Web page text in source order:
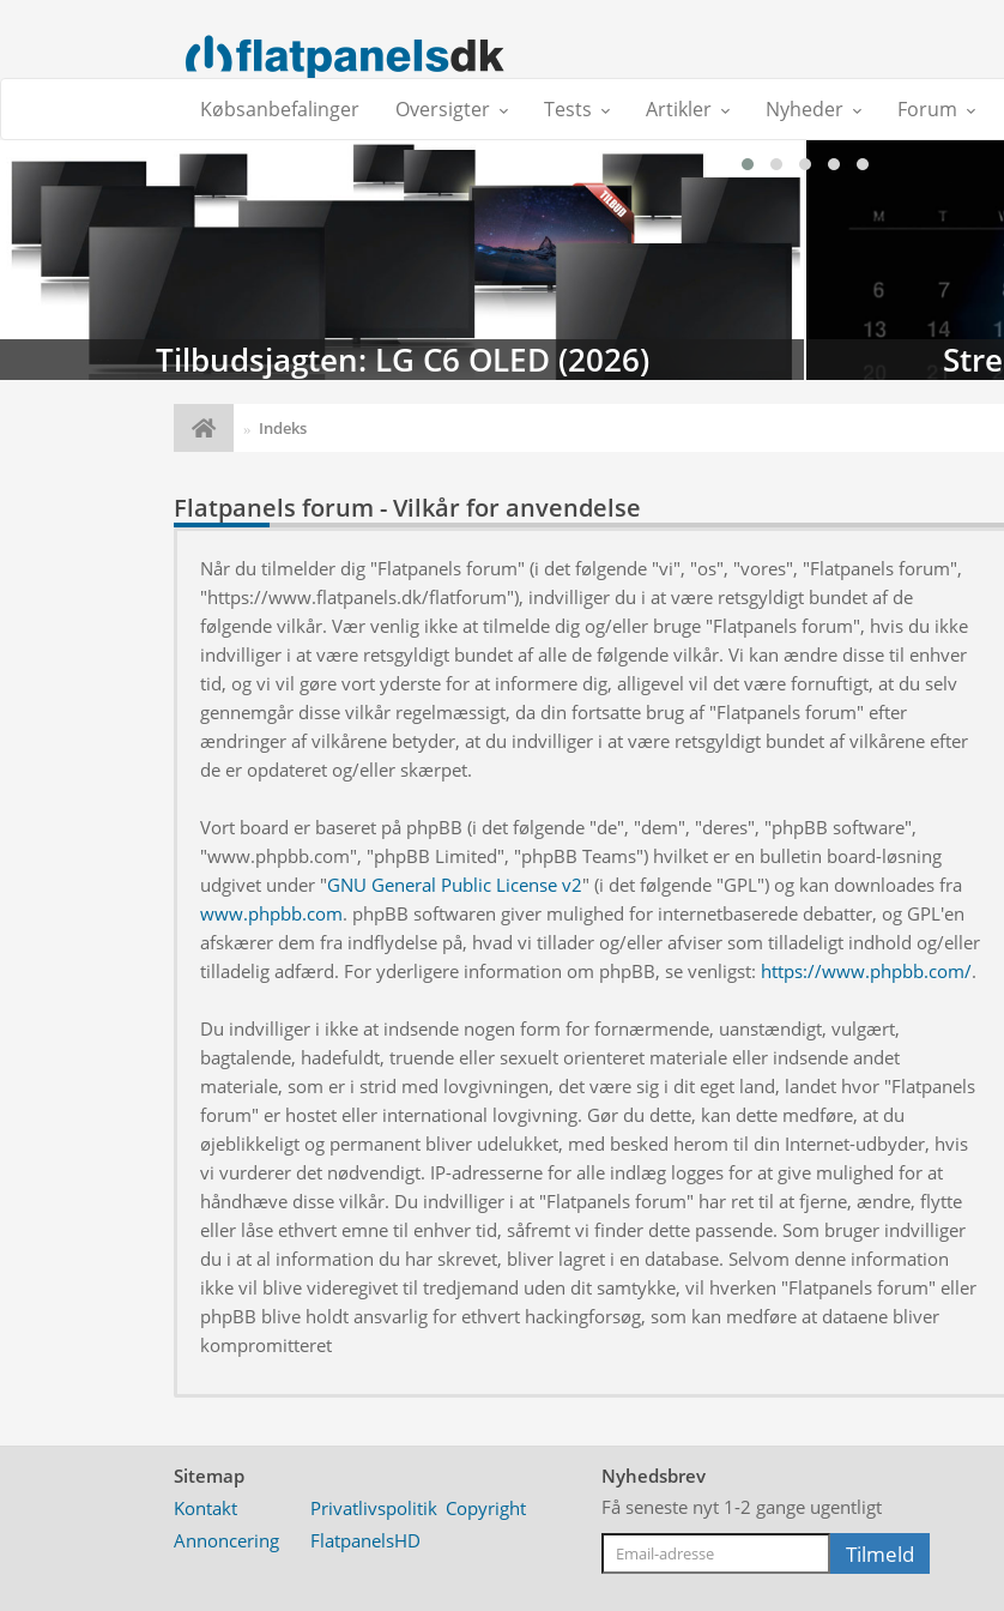
Købsanbefalinger Oversigter Tests Artikler Nyheder Forum
Tilbudsjagten: LG C6 OLED (2026)
Indeks
Flatpanels forum - Vilkår for anvendelse
Når du tilmelder dig "Flatpanels forum" (i det følgende "vi", "os", "vores", "Flatpanels forum",
"https://www.flatpanels.dk/flatforum"), indvilliger du i at være retsgyldigt bundet af de
følgende vilkår. Vær venlig ikke at tilmelde dig og/eller bruge "Flatpanels forum", hvis du ikke
indvilliger i at være retsgyldigt bundet af alle de følgende vilkår. Vi kan ændre disse til enhver
tid, og vi vil gøre vort yderste for at informere dig, alligevel vil det være fornuftigt, at du selv
gennemgår disse vilkår regelmæssigt, da din fortsatte brug af "Flatpanels forum" efter
ændringer af vilkårene betyder, at du indvilliger i at være retsgyldigt bundet af vilkårene efter
de er opdateret og/eller skærpet.
Vort board er baseret på phpBB (i det følgende "de", "dem", "deres", "phpBB software",
"www.phpbb.com", "phpBB Limited", "phpBB Teams") hvilket er en bulletin board-løsning
udgivet under "GNU General Public License v2" (i det følgende "GPL") og kan downloades fra
www.phpbb.com. phpBB softwaren giver mulighed for internetbaserede debatter, og GPL'en
afskærer dem fra indflydelse på, hvad vi tillader og/eller afviser som tilladeligt indhold og/eller
tilladelig adfærd. For yderligere information om phpBB, se venligst: https://www.phpbb.com/.
Du indvilliger i ikke at indsende nogen form for fornærmende, uanstændigt, vulgært,
bagtalende, hadefuldt, truende eller sexuelt orienteret materiale eller indsende andet
materiale, som er i strid med lovgivningen, det være sig i dit eget land, landet hvor "Flatpanels
forum" er hostet eller international lovgivning. Gør du dette, kan dette medføre, at du
øjeblikkeligt og permanent bliver udelukket, med besked herom til din Internet-udbyder, hvis
vi vurderer det nødvendigt. IP-adresserne for alle indlæg logges for at give mulighed for at
håndhæve disse vilkår. Du indvilliger i at "Flatpanels forum" har ret til at fjerne, ændre, flytte
eller låse ethvert emne til enhver tid, såfremt vi finder dette passende. Som bruger indvilliger
du i at al information du har skrevet, bliver lagret i en database. Selvom denne information
ikke vil blive videregivet til tredjemand uden dit samtykke, vil hverken "Flatpanels forum" eller
phpBB blive holdt ansvarlig for ethvert hackingforsøg, som kan medføre at dataene bliver
kompromitteret
Sitemap
Kontakt
Privatlivspolitik Copyright
Annoncering
FlatpanelsHD
Nyhedsbrev
Få seneste nyt 1-2 gange ugentligt